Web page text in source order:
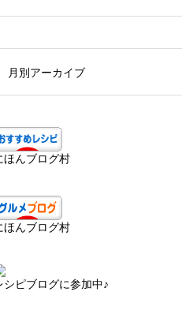
月別アーカイブ
ほんブログ村
ほんブログ村
シピブログに参加中♪